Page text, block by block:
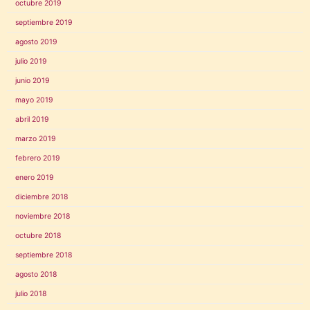
octubre 2019
septiembre 2019
agosto 2019
julio 2019
junio 2019
mayo 2019
abril 2019
marzo 2019
febrero 2019
enero 2019
diciembre 2018
noviembre 2018
octubre 2018
septiembre 2018
agosto 2018
julio 2018